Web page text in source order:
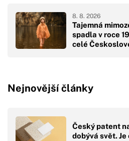
Tajemná
spadla v roce
celé
8. 8. 2026
Nejnovější články
Český patent
dobývá svět.